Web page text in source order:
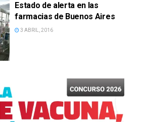
Estado de alerta en las
farmacias de Buenos Aires
3 ABRIL, 2016